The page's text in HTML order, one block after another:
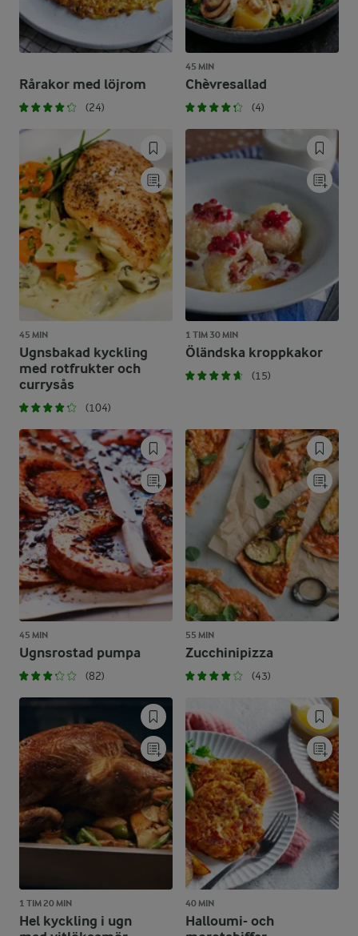
Rårakor med löjrom
(24)
45 MIN
Chèvresallad
(4)
45 MIN
Ugnsbakad kyckling
med rotfrukter och
currysås
(104)
1 TIM 30 MIN
Öländska kroppkakor
(15)
45 MIN
Ugnsrostad pumpa
(82)
55 MIN
Zucchinipizza
(43)
1 TIM 20 MIN
Hel kyckling i ugn
40 MIN
Halloumi- och